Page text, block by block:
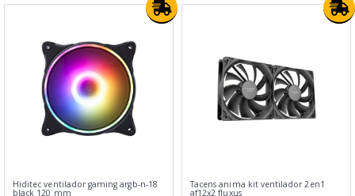
Hiditec ventilador gaming argb-n-18
black 120 mm
Tacens anima kit ventilador 2en1
af12x2 fluxus